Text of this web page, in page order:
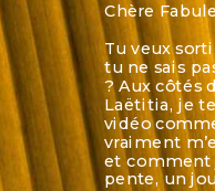
Chère
Tu veux
tu ne sais
? Aux côtés
Laëtitia, je
vidéo
vraiment
et comment
pente, un